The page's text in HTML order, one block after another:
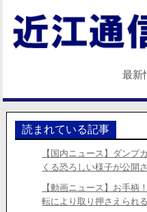
最新
読まれている記事
【国内ニュース】ダンプ
くる恐ろしい様子が公開さ
【動画ニュース】お手柄
転により取り押さえられる